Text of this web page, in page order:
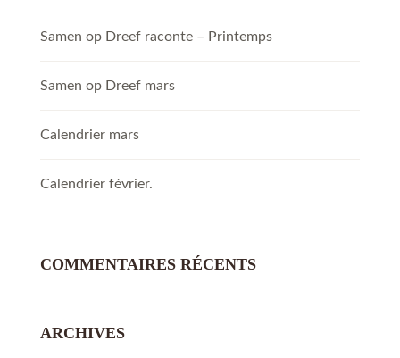
Samen op Dreef raconte – Printemps
Samen op Dreef mars
Calendrier mars
Calendrier février.
COMMENTAIRES RÉCENTS
ARCHIVES